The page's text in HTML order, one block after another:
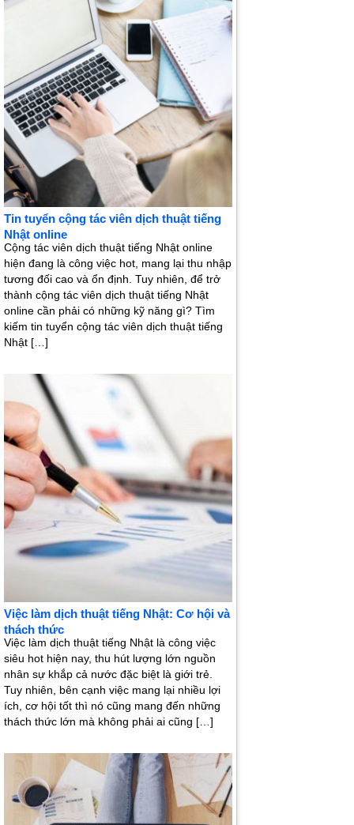
Tin tuyển cộng tác viên dịch thuật tiếng
Nhật online
Cộng tác viên dịch thuật tiếng Nhật online
hiện đang là công việc hot, mang lại thu nhập
tương đối cao và ổn định. Tuy nhiên, để trở
thành cộng tác viên dịch thuật tiếng Nhật
online cần phải có những kỹ năng gì? Tìm
kiếm tin tuyển cộng tác viên dịch thuật tiếng
Nhật […]
Việc làm dịch thuật tiếng Nhật: Cơ hội và
thách thức
Việc làm dịch thuật tiếng Nhật là công việc
siêu hot hiện nay, thu hút lượng lớn nguồn
nhân sự khắp cả nước đặc biệt là giới trẻ.
Tuy nhiên, bên cạnh việc mang lại nhiều lợi
ích, cơ hội tốt thì nó cũng mang đến những
thách thức lớn mà không phải ai cũng […]